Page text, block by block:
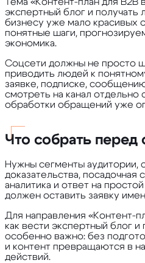
экспертный блог и получать
бизнесу уже мало красивых
понятные шаги,
экономика.
Соцсети должны не просто
приводить людей к
заявке, подписке,
смотреть на канал отдельно
обработки обращений уже
Что собрать перед
Нужны сегменты аудитории,
доказательства, посадочная
аналитика и ответ на
должен оставить заявку
Для направления «Контент-
как вести экспертный блог и
особенно важно: без
и контент превращаются в
действий.